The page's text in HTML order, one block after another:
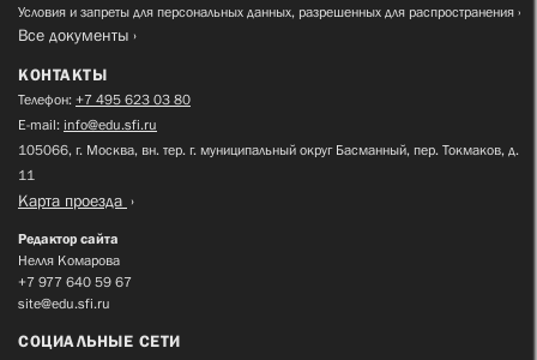
Условия и запреты для персональных данных, разрешенных для распространения
Все документы
КОНТАКТЫ
Телефон: +7 495 623 03 80
E-mail: info@edu.sfi.ru
105066, г. Москва, вн. тер. г. муниципальный округ Басманный, пер. Токмаков, д.
11
Карта проезда
Редактор сайта
Нелля Комарова
+7 977 640 59 67
site@edu.sfi.ru
СОЦИАЛЬНЫЕ СЕТИ